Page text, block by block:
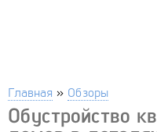
Главная » Обзоры
Обустройство